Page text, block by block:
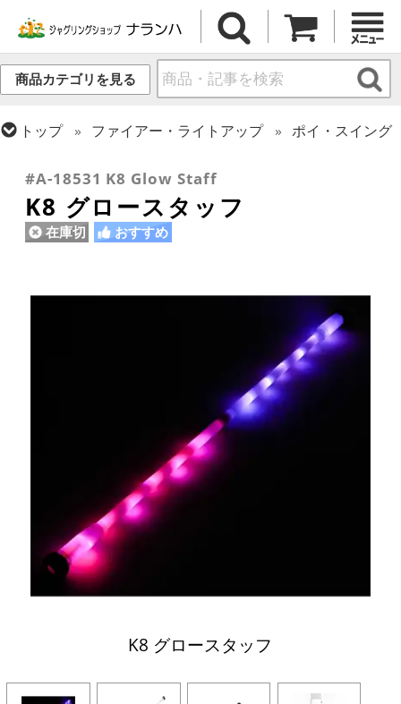
商品カテゴリを見る
トップ ファイアー・ライトアップ
ポイ・スイング
#A-18531 K8 Glow Staff
K8 グロースタッフ
在庫切 おすすめ
K8 グロースタッフ